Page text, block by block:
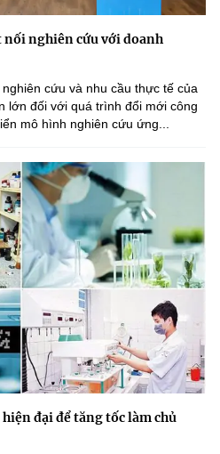
nối nghiên cứu với doanh
cứu và nhu cầu thực tế của
lớn đối với quá trình đổi mới công
mô hình nghiên cứu ứng...
đại để tăng tốc làm chủ